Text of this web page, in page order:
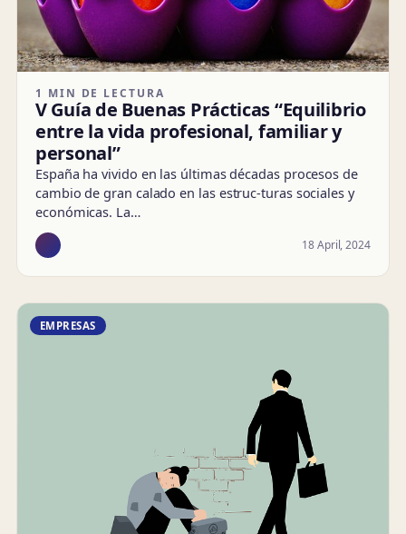
1 MIN DE LECTURA
V Guía de Buenas Prácticas “Equilibrio
entre la vida profesional, familiar y
personal”
España ha vivido en las últimas décadas procesos de
cambio de gran calado en las estruc-turas sociales y
económicas. La…
18 April, 2024
EMPRESAS